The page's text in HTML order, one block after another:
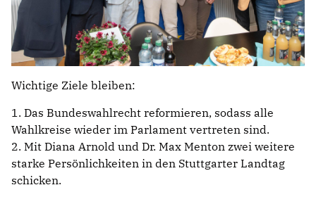
Wichtige Ziele bleiben:
1. Das Bundeswahlrecht reformieren, sodass alle
Wahlkreise wieder im Parlament vertreten sind.
2. Mit Diana Arnold und Dr. Max Menton zwei weitere
starke Persönlichkeiten in den Stuttgarter Landtag
schicken.